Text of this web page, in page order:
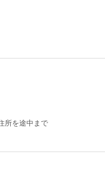
所を途中まで